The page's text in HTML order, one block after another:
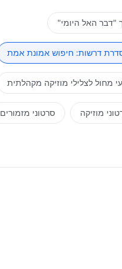
"דבר האל היומי"
דרשות: חיפוש אמונת אמת
מחול לצלילי מוזיקה מקהלתית
מוזיקה סרטוני מזמורים